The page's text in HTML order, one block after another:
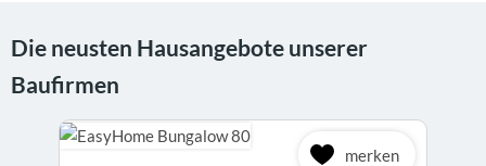
Die neusten Hausangebote unserer
Baufirmen
merken